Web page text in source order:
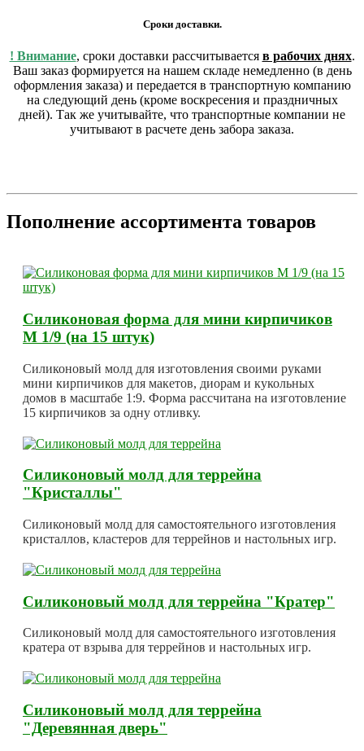
Сроки доставки.
! Внимание, сроки доставки рассчитывается в рабочих днях.
Ваш заказ формируется на нашем складе немедленно (в день
оформления заказа) и передается в транспортную компанию
на следующий день (кроме воскресения и праздничных
дней). Так же учитывайте, что транспортные компании не
учитывают в расчете день забора заказа.
Пополнение ассортимента товаров
Силиконовая форма для мини кирпичиков
М 1/9 (на 15 штук)
Силиконовый молд для изготовления своими руками
мини кирпичиков для макетов, диорам и кукольных
домов в масштабе 1:9. Форма рассчитана на изготовление
15 кирпичиков за одну отливку.
Силиконовый молд для террейна
"Кристаллы"
Силиконовый молд для самостоятельного изготовления
кристаллов, кластеров для террейнов и настольных игр.
Силиконовый молд для террейна "Кратер"
Силиконовый молд для самостоятельного изготовления
кратера от взрыва для террейнов и настольных игр.
Силиконовый молд для террейна
"Деревянная дверь"